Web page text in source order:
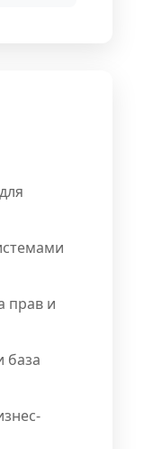
прав и
база